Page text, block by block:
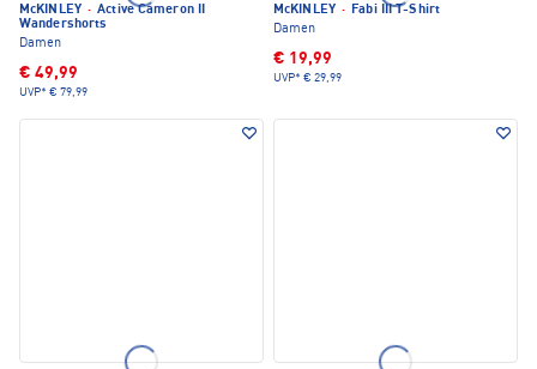
McKINLEY · Active Cameron II
Wandershorts
Damen
€ 49,99
UVP* € 79,99
McKINLEY · Fabi III T-Shirt
Damen
€ 19,99
UVP* € 29,99